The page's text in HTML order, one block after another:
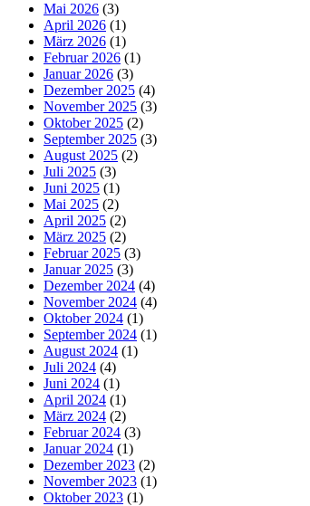
Mai 2026 (3)
April 2026 (1)
März 2026 (1)
Februar 2026 (1)
Januar 2026 (3)
Dezember 2025 (4)
November 2025 (3)
Oktober 2025 (2)
September 2025 (3)
August 2025 (2)
Juli 2025 (3)
Juni 2025 (1)
Mai 2025 (2)
April 2025 (2)
März 2025 (2)
Februar 2025 (3)
Januar 2025 (3)
Dezember 2024 (4)
November 2024 (4)
Oktober 2024 (1)
September 2024 (1)
August 2024 (1)
Juli 2024 (4)
Juni 2024 (1)
April 2024 (1)
März 2024 (2)
Februar 2024 (3)
Januar 2024 (1)
Dezember 2023 (2)
November 2023 (1)
Oktober 2023 (1)